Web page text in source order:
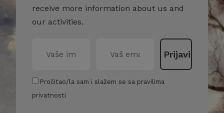
receive more information about us and
our activities.
Pročitao/la sam i slažem se sa pravilima
privatnosti